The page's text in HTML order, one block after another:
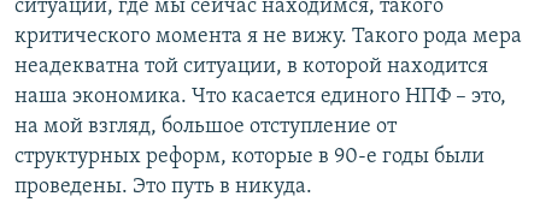
ситуации, где мы сейчас находимся, такого
критического момента я не вижу. Такого рода мера
неадекватна той ситуации, в которой находится
наша экономика. Что касается единого НПФ – это,
на мой взгляд, большое отступление от
структурных реформ, которые в 90-е годы были
проведены. Это путь в никуда.